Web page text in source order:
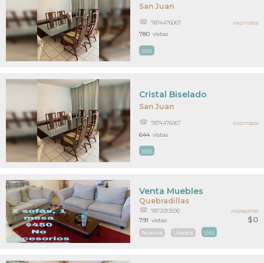
San Juan
7874476067
MAS
780 vistas
PR21713319
San Juan
Cristal Biselado
7874476067
MAS
644 vistas
PR21713318
Quebradillas
$0
Venta Muebles
7872013590
Nuevos Usados MAS
791 vistas
PR21552799